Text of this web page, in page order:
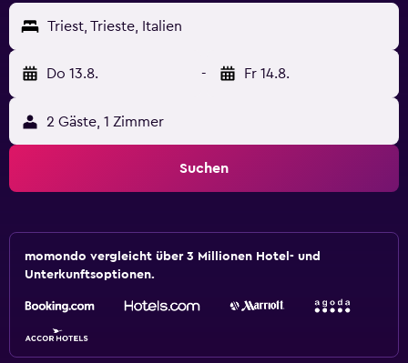
Triest, Trieste, Italien
Do 13.8. - Fr 14.8.
2 Gäste, 1 Zimmer
Suchen
momondo vergleicht über 3 Millionen Hotel- und
Unterkunftsoptionen.